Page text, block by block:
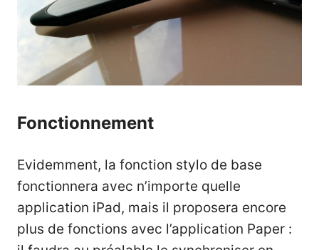
Fonctionnement
Evidemment, la fonction stylo de base
fonctionnera avec n’importe quelle
application iPad, mais il proposera encore
plus de fonctions avec l’application Paper :